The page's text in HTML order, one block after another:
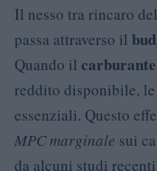
Il nesso tra rincaro
passa attraverso il
Quando il carburante
reddito disponibile,
essenziali. Questo
MPC marginale sui
da alcuni studi